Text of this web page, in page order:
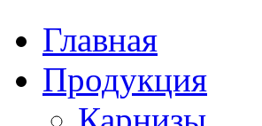
Главная
Продукция